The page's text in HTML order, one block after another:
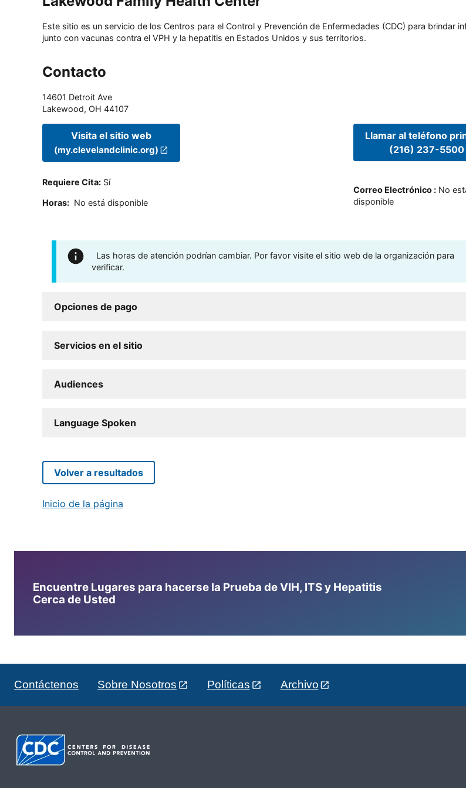
Este sitio es un servicio de los Centros para el Control y Prevención de Enfermedades (CDC) para brindar
junto con vacunas contra el VPH y la hepatitis en Estados Unidos y sus territorios.
Contacto
14601 Detroit Ave
Lakewood, OH 44107
Visita el sitio web
(my.clevelandclinic.org)
Requiere Cita: Sí
Horas: No está disponible
Llamar al teléfono
(216) 237-5500
Correo Electrónico: No
disponible
Las horas de atención podrían cambiar. Por favor visite el sitio web de la organización para
verificar.
Opciones de pago
Servicios en el sitio
Audiences
Language Spoken
Volver a resultados
Inicio de la página
Encuentre Lugares para hacerse la Prueba de VIH, ITS y Hepatitis
Cerca de Usted
Contáctenos Sobre Nosotros Políticas Archivo